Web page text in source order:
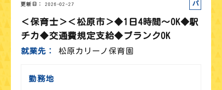
更新日 2026-02-27
＜保育士＞＜松原市＞◆1日4時間～OK◆駅
チカ◆交通費規定支給◆ブランクOK
就業先 松原カリーノ保育園
勤務地